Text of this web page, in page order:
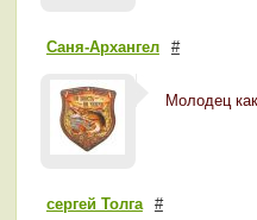
Саня-Архангел #
Молодец
сергей Толга #